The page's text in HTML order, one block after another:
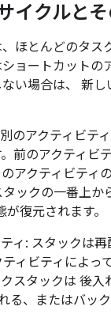
イクルと
ほとんどのタス
ョートカットの
い場合は、 新し
のアクティビテ
前のアクティビ
アクティビティ
ックの一番上
復元されます。
ィ: スタックは
ィビティによ
スタックは 後入
る、またはバッ